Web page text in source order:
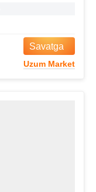
Savatga
Uzum Market